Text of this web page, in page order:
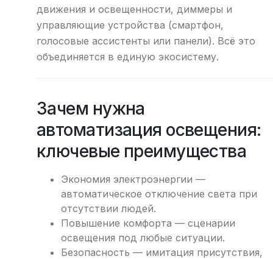
движения и освещенности, диммеры и
управляющие устройства (смартфон,
голосовые ассистенты или панели). Всё это
объединяется в единую экосистему.
Зачем нужна
автоматизация освещения:
ключевые преимущества
Экономия электроэнергии —
автоматическое отключение света при
отсутствии людей.
Повышение комфорта — сценарии
освещения под любые ситуации.
Безопасность — имитация присутствия,